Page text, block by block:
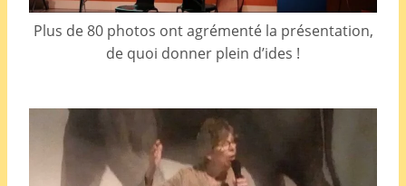
Plus de 80 photos ont agrémenté la présentation,
de quoi donner plein d’ides !